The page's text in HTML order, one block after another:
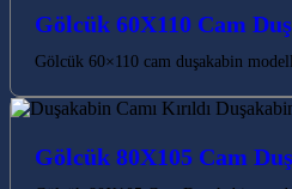
Gölcük 60X110 Cam
Gölcük 60×110 cam duşakabin
Gölcük 80X105 Cam